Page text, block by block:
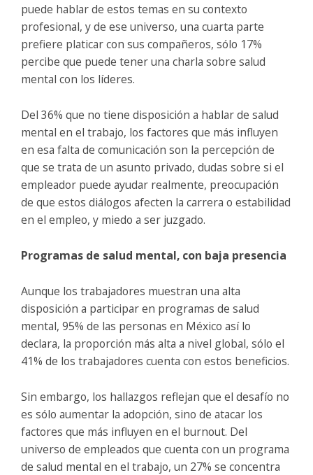
puede hablar de estos temas en su contexto
profesional, y de ese universo, una cuarta parte
prefiere platicar con sus compañeros, sólo 17%
percibe que puede tener una charla sobre salud
mental con los líderes.
Del 36% que no tiene disposición a hablar de salud
mental en el trabajo, los factores que más influyen
en esa falta de comunicación son la percepción de
que se trata de un asunto privado, dudas sobre si el
empleador puede ayudar realmente, preocupación
de que estos diálogos afecten la carrera o estabilidad
en el empleo, y miedo a ser juzgado.
Programas de salud mental, con baja presencia
Aunque los trabajadores muestran una alta
disposición a participar en programas de salud
mental, 95% de las personas en México así lo
declara, la proporción más alta a nivel global, sólo el
41% de los trabajadores cuenta con estos beneficios.
Sin embargo, los hallazgos reflejan que el desafío no
es sólo aumentar la adopción, sino de atacar los
factores que más influyen en el burnout. Del
universo de empleados que cuenta con un programa
de salud mental en el trabajo, un 27% se concentra